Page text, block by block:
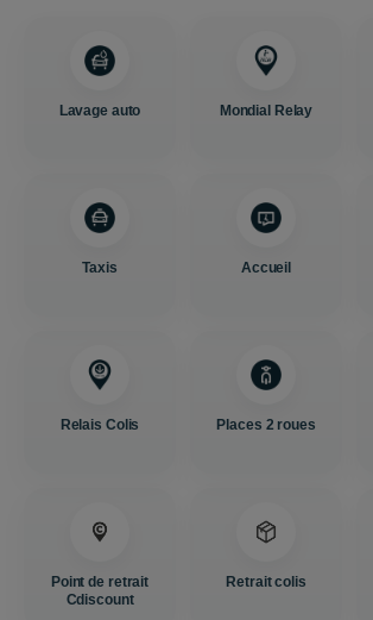
Lavage auto Mondial Relay
Taxis Accueil
Relais Colis Places 2 roues
Point de retrait
Cdiscount
Retrait colis